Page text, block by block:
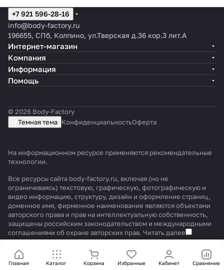
Главная Каталог Корзина Избранные Кабинет Сравнение
+7 921 596-28-16
info@body-factory.ru
196655, СПб, Колпино, ул.Тверская д.36 кор.3 лит.А
Интернет-магазин
Компания
Информация
Помощь
© 2026 Body-Factory
Темная тема КонфиденциальностьОферта
На информационном ресурсе применяются рекомендательные
технологии.
Все ресурсы сайта body-factory.ru, включая (но не
ограничиваясь) текстовую, графическую, фотографическую и
видео информацию, структуру, дизайн и оформление страниц,
доменное имя, фирменное наименование являются объектами
авторского права и прав на интеллектуальную собственность,
защищены российским законодательством и международными
соглашениями об охране авторских прав. Читать далее